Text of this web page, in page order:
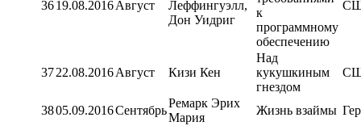
3619.08.2016Август
Леффингуэлл,
Дон Уидриг
к
программному
обеспечению
3722.08.2016Август Кизи Кен
Над
кукушкиным
гнездом
3805.09.2016Сентябрь
Ремарк Эрих
Мария
Жизнь взаймы